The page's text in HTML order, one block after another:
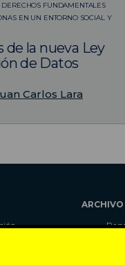
FUNDAMENTALES
EN UN ENTORNO SOCIAL Y
de la nueva Ley
de Datos
Carlos Lara
ARCHIVO